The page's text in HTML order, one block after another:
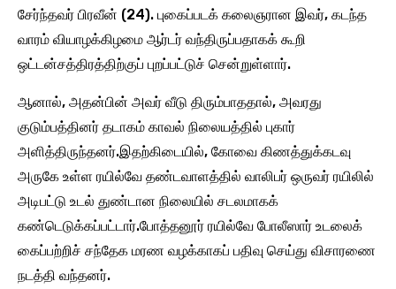
சேர்ந்தவர் பிரவீன் (24). புகைப்படக் கலைஞரான இவர், கடந்த
வாரம் வியாழக்கிழமை ஆர்டர் வந்திருப்பதாகக் கூறி
ஒட்டன்சத்திரத்திற்குப் புறப்பட்டுச் சென்றுள்ளார்.
ஆனால், அதன்பின் அவர் வீடு திரும்பாததால், அவரது
குடும்பத்தினர் தடாகம் காவல் நிலையத்தில் புகார்
அளித்திருந்தனர்.​இதற்கிடையில், கோவை கிணத்துக்கடவு
அருகே உள்ள ரயில்வே தண்டவாளத்தில் வாலிபர் ஒருவர் ரயிலில்
அடிபட்டு உடல் துண்டான நிலையில் சடலமாகக்
கண்டெடுக்கப்பட்டார்.போத்தனூர் ரயில்வே போலீஸார் உடலைக்
கைப்பற்றிச் சந்தேக மரண வழக்காகப் பதிவு செய்து விசாரணை
நடத்தி வந்தனர்.